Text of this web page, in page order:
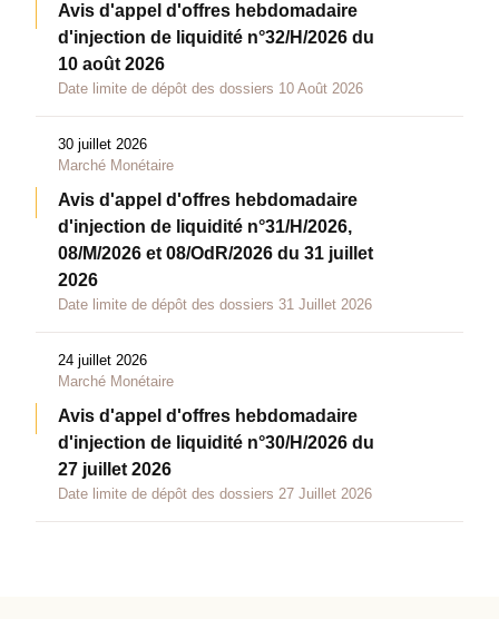
Avis d'appel d'offres hebdomadaire
d'injection de liquidité n°32/H/2026 du
10 août 2026
Date limite de dépôt des dossiers 10 Août 2026
30 juillet 2026
Marché Monétaire
Avis d'appel d'offres hebdomadaire
d'injection de liquidité n°31/H/2026,
08/M/2026 et 08/OdR/2026 du 31 juillet
2026
Date limite de dépôt des dossiers 31 Juillet 2026
24 juillet 2026
Marché Monétaire
Avis d'appel d'offres hebdomadaire
d'injection de liquidité n°30/H/2026 du
27 juillet 2026
Date limite de dépôt des dossiers 27 Juillet 2026